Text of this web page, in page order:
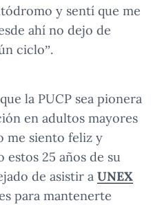
y sentí que me
ahí no dejo de
ciclo”.
la PUCP sea pionera
en adultos mayores
me siento feliz y
estos 25 años de su
de asistir a UNEX
para mantenerte